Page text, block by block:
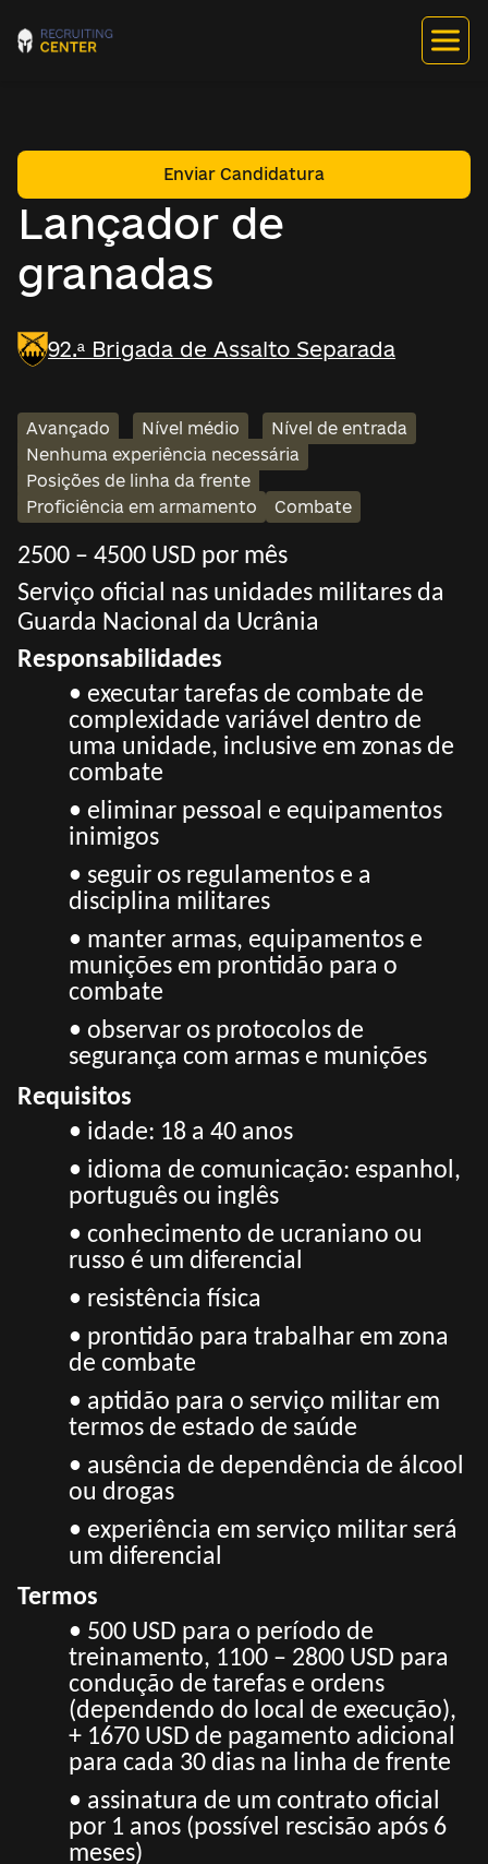
Lançador de
granadas
Enviar Candidatura
92.ª Brigada de Assalto Separada
Avançado Nível médio
Nível de entrada
Nenhuma experiência necessária
Posições de linha da frente
Proficiência em armamento
Combate
2500 – 4500 USD por mês
Serviço oficial nas unidades militares da
Guarda Nacional da Ucrânia
Responsabilidades
• executar tarefas de combate de
complexidade variável dentro de
uma unidade, inclusive em zonas de
combate
• eliminar pessoal e equipamentos
inimigos
• seguir os regulamentos e a
disciplina militares
• manter armas, equipamentos e
munições em prontidão para o
combate
• observar os protocolos de
segurança com armas e munições
Requisitos
• idade: 18 a 40 anos
• idioma de comunicação: espanhol,
português ou inglês
• conhecimento de ucraniano ou
russo é um diferencial
• resistência física
• prontidão para trabalhar em zona
de combate
• aptidão para o serviço militar em
termos de estado de saúde
• ausência de dependência de álcool
ou drogas
• experiência em serviço militar será
um diferencial
Termos
• 500 USD para o período de
treinamento, 1100 – 2800 USD para
condução de tarefas e ordens
(dependendo do local de execução),
+ 1670 USD de pagamento adicional
para cada 30 dias na linha de frente
• assinatura de um contrato oficial
por 1 anos (possível rescisão após 6
meses)